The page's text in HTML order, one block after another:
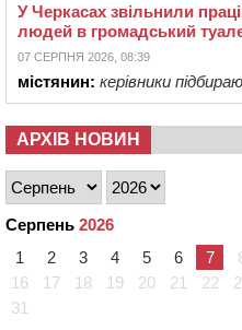
У Черкасах звільнили
людей в громадський
07 СЕРПНЯ 2026, 08:39
містянин: керівники
АРХІВ НОВИН
Серпень 2026
1
2 3 4 5 6 7
16
17 18 19 20 21 22
31